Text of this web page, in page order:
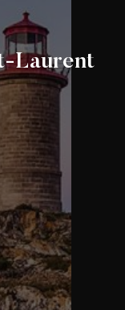
Laurent